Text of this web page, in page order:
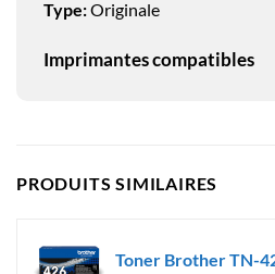
Type:Originale
Imprimantes compatibles
PRODUITS SIMILAIRES
Toner Brother TN-